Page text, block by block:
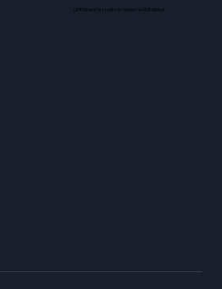
LIDE Miami faz parte do Sistema LIDE Global.